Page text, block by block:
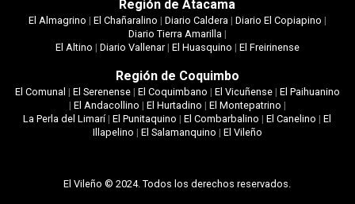
Región de Atacama
El Almagrino | El Chañaralino | Diario Caldera| Diario El Copiapino |
Diario Tierra Amarilla|
El Altino | Diario Vallenar| El Huasquino | El Freirinense
Región de Coquimbo
El Comunal | El Serenense| El Coquimbano | El Vicuñense| El Paihuanino
| El Andacollino | El Hurtadino | El Montepatrino |
La Perla del Limarí|El Punitaquino |El Combarbalino |El Canelino |El
Illapelino | El Salamanquino | El Vileño
El Vileño © 2024. Todos los derechos reservados.